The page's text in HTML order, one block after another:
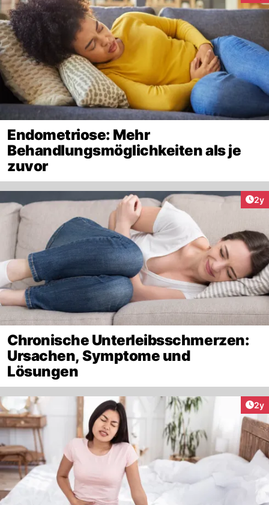
Endometriose: Mehr
Behandlungsmöglichkeiten als je
zuvor
2y
Chronische Unterleibsschmerzen:
Ursachen, Symptome und
Lösungen
2y